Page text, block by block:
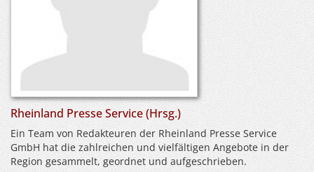
Rheinland Presse Service (Hrsg.)
Ein Team von Redakteuren der Rheinland Presse Service
GmbH hat die zahlreichen und vielfältigen Angebote in der
Region gesammelt, geordnet und aufgeschrieben.